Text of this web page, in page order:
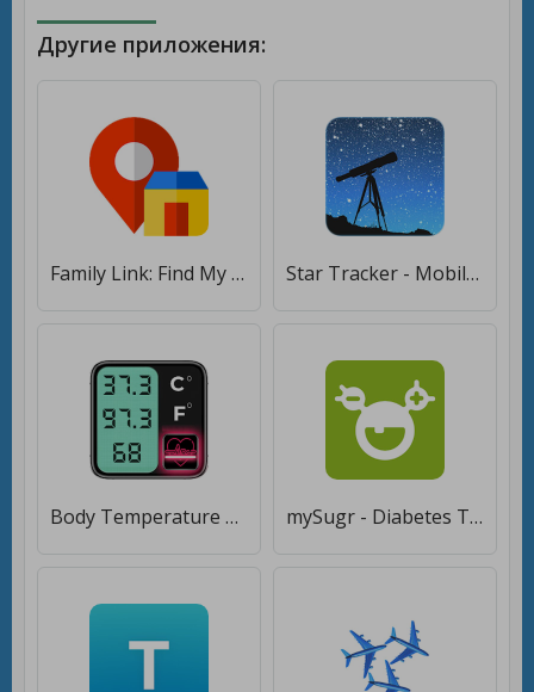
Другие приложения:
Family Link: Find My Phone: GPS Tracker & Locator [Без рекламы] Star Tracker - Mobile Sky Map & Stargazing guide [Без рекламы]
Body Temperature Tracker [Полная версия] mySugr - Diabetes Tracker Log [Premium]